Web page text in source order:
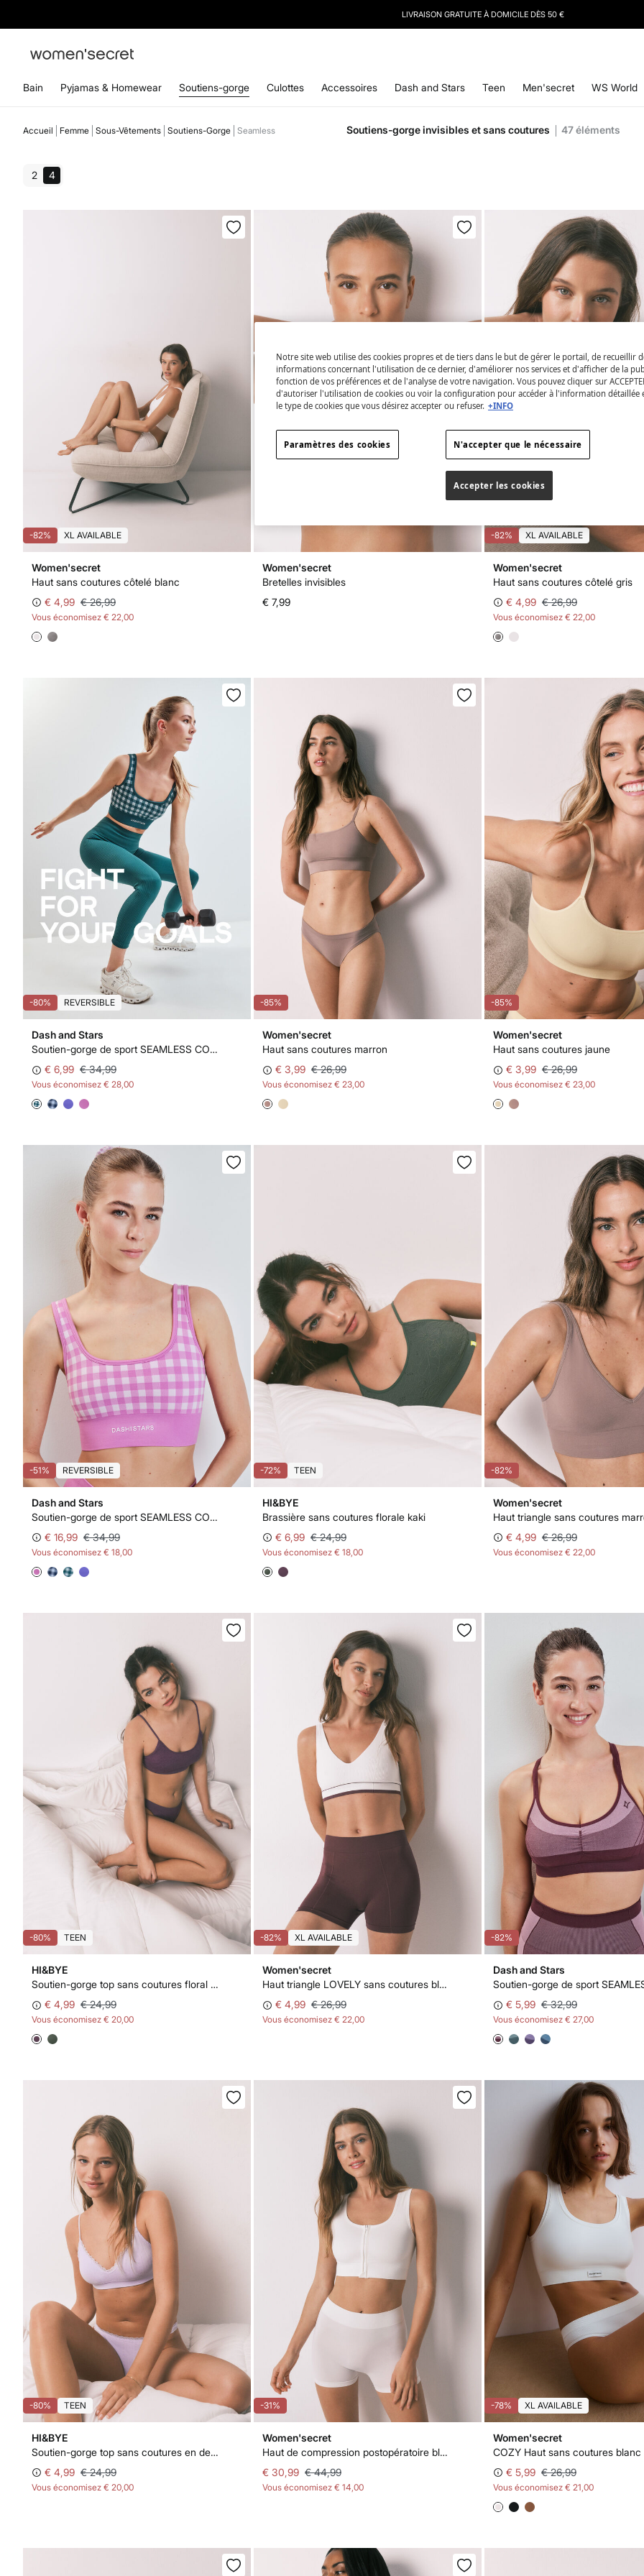
LIVRAISON GRATUITE À DOMICILE DÈS 50 €
Bain Pyjamas & Homewear Soutiens-gorge Culottes Accessoires Dash and Stars Teen Men'secret WS World
Accueil Femme Sous-Vêtements Soutiens-Gorge Seamless Soutiens-gorge invisibles et sans coutures 47 éléments
2 4
-82% XL AVAILABLE
Women'secret
Haut sans coutures côtelé blanc
€ 4,99 € 26,99
Vous économisez € 22,00
Women'secret
Bretelles invisibles
€ 7,99
-82% XL AVAILABLE
Women'secret
Haut sans coutures côtelé gris
€ 4,99 € 26,99
Vous économisez € 22,00
-80% REVERSIBLE
Dash and Stars
Soutien-gorge de sport SEAMLESS COMFORT vichy bleu
€ 6,99 € 34,99
Vous économisez € 28,00
-85%
Women'secret
Haut sans coutures marron
€ 3,99 € 26,99
Vous économisez € 23,00
-85%
Women'secret
Haut sans coutures jaune
€ 3,99 € 26,99
Vous économisez € 23,00
-51% REVERSIBLE
Dash and Stars
Soutien-gorge de sport SEAMLESS COMFORT vichy rose
€ 16,99 € 34,99
Vous économisez € 18,00
-72% TEEN
HI&BYE
Brassière sans coutures florale kaki
€ 6,99 € 24,99
Vous économisez € 18,00
-82%
Women'secret
€ 4,99 € 26,99
Vous économisez € 22,00
-80% TEEN
HI&BYE
Soutien-gorge top sans coutures floral grenat
€ 4,99 € 24,99
Vous économisez € 20,00
-82% XL AVAILABLE
Women'secret
Haut triangle LOVELY sans coutures blanc
€ 4,99 € 26,99
Vous économisez € 22,00
-82%
Dash and Stars
€ 5,99 € 32,99
Vous économisez € 27,00
-80% TEEN
HI&BYE
Soutien-gorge top sans coutures en dentelle lila
€ 4,99 € 24,99
Vous économisez € 20,00
-31%
Women'secret
Haut de compression postopératoire blanc sans coutures
€ 30,99 € 44,99
Vous économisez € 14,00
-78% XL AVAILABLE
Women'secret
COZY Haut sans coutures blanc
€ 5,99 € 26,99
Vous économisez € 21,00
Notre site web utilise des cookies propres et de tiers dans le but de gérer le portail, de recueillir
informations concernant l'utilisation de ce dernier, d'améliorer nos services et d'afficher de la
fonction de vos préférences et de l'analyse de votre navigation. Vous pouvez cliquer sur
d'autoriser l'utilisation de cookies ou voir la configuration pour accéder à l'information détaillée
le type de cookies que vous désirez accepter ou refuser. +INFO
N'accepter que le nécessaire
Accepter les cookies
Paramètres des cookies